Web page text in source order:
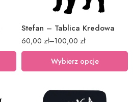
Stefan – Tablica Kredowa
60,00 zł–100,00 zł
Wybierz opcje